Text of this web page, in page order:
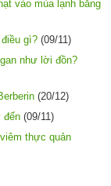
vào mùa lạnh bằng
gì? (09/11)
như lời đồn?
(20/12)
đến (09/11)
thực quản